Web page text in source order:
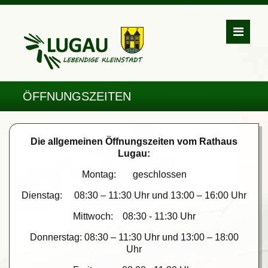
ÖFFNUNGSZEITEN
Die allgemeinen Öffnungszeiten vom Rathaus
Lugau:
Montag: geschlossen
Dienstag: 08:30 – 11:30 Uhr und 13:00 – 16:00 Uhr
Mittwoch: 08:30 - 11:30 Uhr
Donnerstag: 08:30 – 11:30 Uhr und 13:00 – 18:00
Uhr